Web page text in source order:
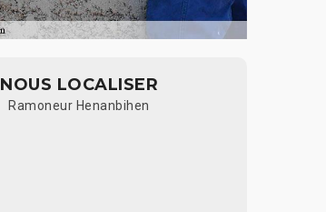
NOUS LOCALISER
Ramoneur Henanbihen